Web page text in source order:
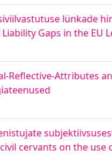
lünkade
Gaps in the EU
Reﬂective-Attributes
cervants on the